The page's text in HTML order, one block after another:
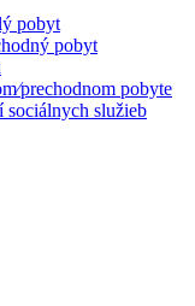
pobyt
pobyt
pobyte
sociálnych služieb